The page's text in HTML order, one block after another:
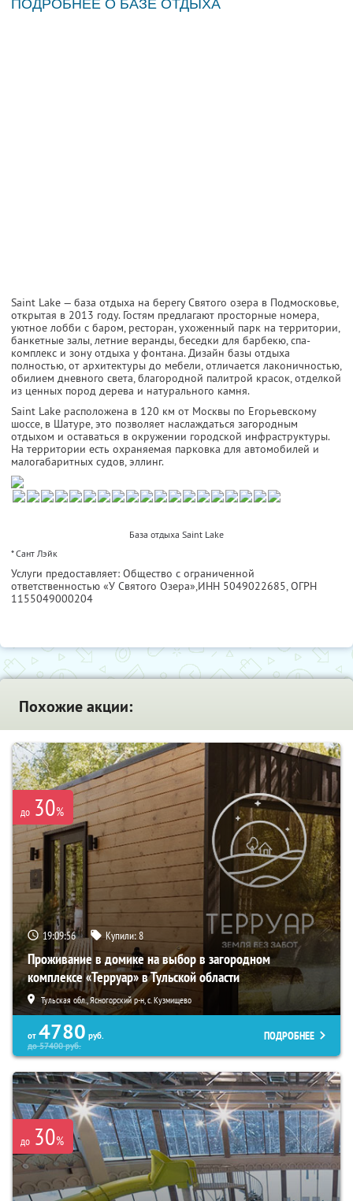
ПОДРОБНЕЕ О БАЗЕ ОТДЫХА
Saint Lake — база отдыха на берегу Святого озера в Подмосковье,
открытая в 2013 году. Гостям предлагают просторные номера,
уютное лобби с баром, ресторан, ухоженный парк на территории,
банкетные залы, летние веранды, беседки для барбекю, спа-
комплекс и зону отдыха у фонтана. Дизайн базы отдыха
полностью, от архитектуры до мебели, отличается лаконичностью,
обилием дневного света, благородной палитрой красок, отделкой
из ценных пород дерева и натурального камня.
Saint Lake расположена в 120 км от Москвы по Егорьевскому
шоссе, в Шатуре, это позволяет наслаждаться загородным
отдыхом и оставаться в окружении городской инфраструктуры.
На территории есть охраняемая парковка для автомобилей и
малогабаритных судов, эллинг.
База отдыха Saint Lake
* Сант Лэйк
Услуги предоставляет: Общество с ограниченной
ответственностью «У Святого Озера»,ИНН 5049022685, ОГРН
1155049000204
Похожие акции:
до 30%
19:09:55 Купили:8
Проживание в домике на выбор в загородном
комплексе «Терруар» в Тульской области
Тульская обл., Ясногорский р-н, с. Кузмищево
от 4780 руб.
до57400руб.
ПОДРОБНЕЕ
до 30%